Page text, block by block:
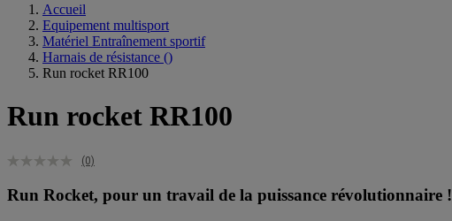
Accueil
Equipement multisport
Matériel Entraînement sportif
Harnais de résistance ()
Run rocket RR100
Run rocket RR100
(0)
Run Rocket, pour un travail de la puissance révolutionnaire !